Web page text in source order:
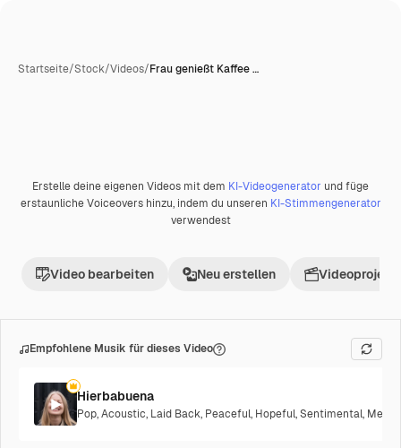
Startseite/Stock/Videos/Frau genießt Kaffee …
Premium
Erstelle deine eigenen Videos mit dem KI-Videogenerator und füge
erstaunliche Voiceovers hinzu, indem du unseren KI-Stimmengenerator
verwendest
Video bearbeiten Neu erstellen Videoprojekt
Empfohlene Musik für dieses Video
Hierbabuena
Pop,Acoustic, Laid Back, Peaceful, Hopeful,Sentimental,